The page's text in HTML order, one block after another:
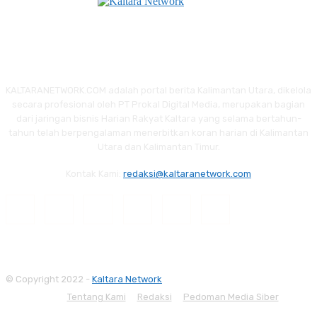
redaksi@kaltaranetwork.com
© Copyright 2022 - Kaltara Network
Tentang Kami
Redaksi Pedoman Media Siber